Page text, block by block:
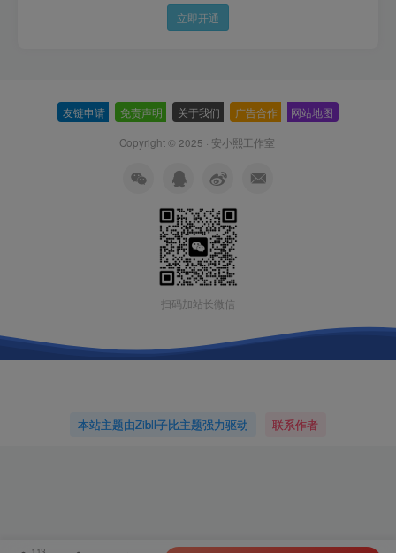
立即开通
友链申请 免责声明 关于我们 广告合作 网站地图
Copyright © 2025 · 安小熙工作室
扫码加站长微信
本站主题由Zibll子比主题强力驱动 联系作者